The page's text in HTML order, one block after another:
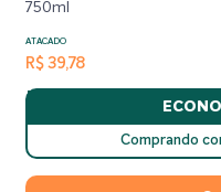
ECONOMIZE MAIS
Comprando como Pessoa Jurídica